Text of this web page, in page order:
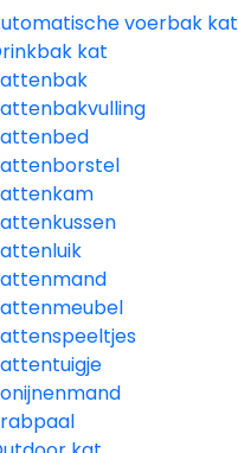
voerbak kat
kat